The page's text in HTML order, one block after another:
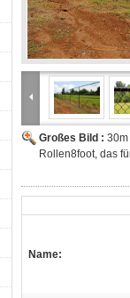
Großes Bild :
Rollen8foot, das
Name: